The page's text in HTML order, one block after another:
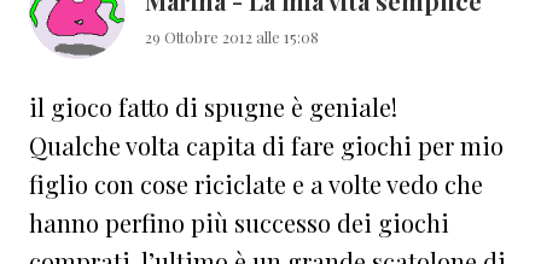
29 Ottobre 2012 alle 15:08
il gioco fatto di spugne è geniale!
Qualche volta capita di fare giochi per mio
figlio con cose riciclate e a volte vedo che
hanno perfino più successo dei giochi